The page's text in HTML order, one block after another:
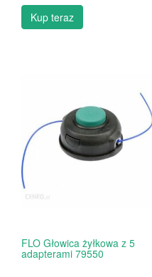
Kup teraz
FLO Głowica żyłkowa z 5
adapterami 79550